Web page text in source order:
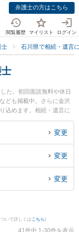
弁護士の方はこちら
閲覧履歴 マイリスト ログイン
士 石川県で相続・遺言
た。初回面談無料や休日
ども掲載中。さらに金沢
込めます。相続・遺言に
分割等の細かな分野での
中川 浩輝弁護士や小松か
士に相談したい』『相続
索したい』『初回相談無
相談予約したい』などで
変更
変更
変更
いて詳しくは こちら)
41件中 1-30件を表示